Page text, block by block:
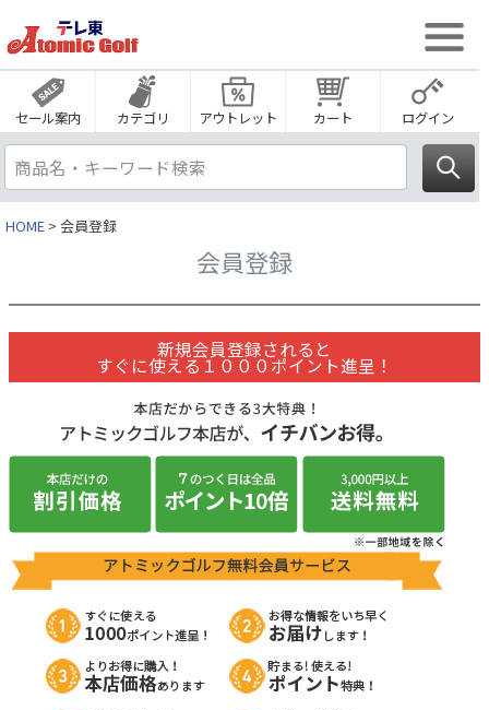
セール案内 カテゴリ アウトレット カート ログイン
HOME 会員登録
会員登録
新規会員登録されると
すぐに使える１０００ポイント進呈！